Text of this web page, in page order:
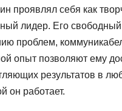
проявлял себя как
лидер. Его свободный
проблем,
опыт позволяют ему
результатов в
он работает.